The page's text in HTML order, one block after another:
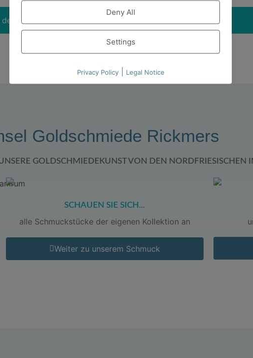
den Warenkorb
Goldschmiede Rickmers
GOLDSCHMIEDEKUNST VON DEN NORDFRIESISCHEN
SCHAUEN SIE SICH...
alle Schmuckstücke der eigenen Kollektion an
Weiter zu unserem Schmuck
Deny All
Settings
Privacy Policy| Legal Notice